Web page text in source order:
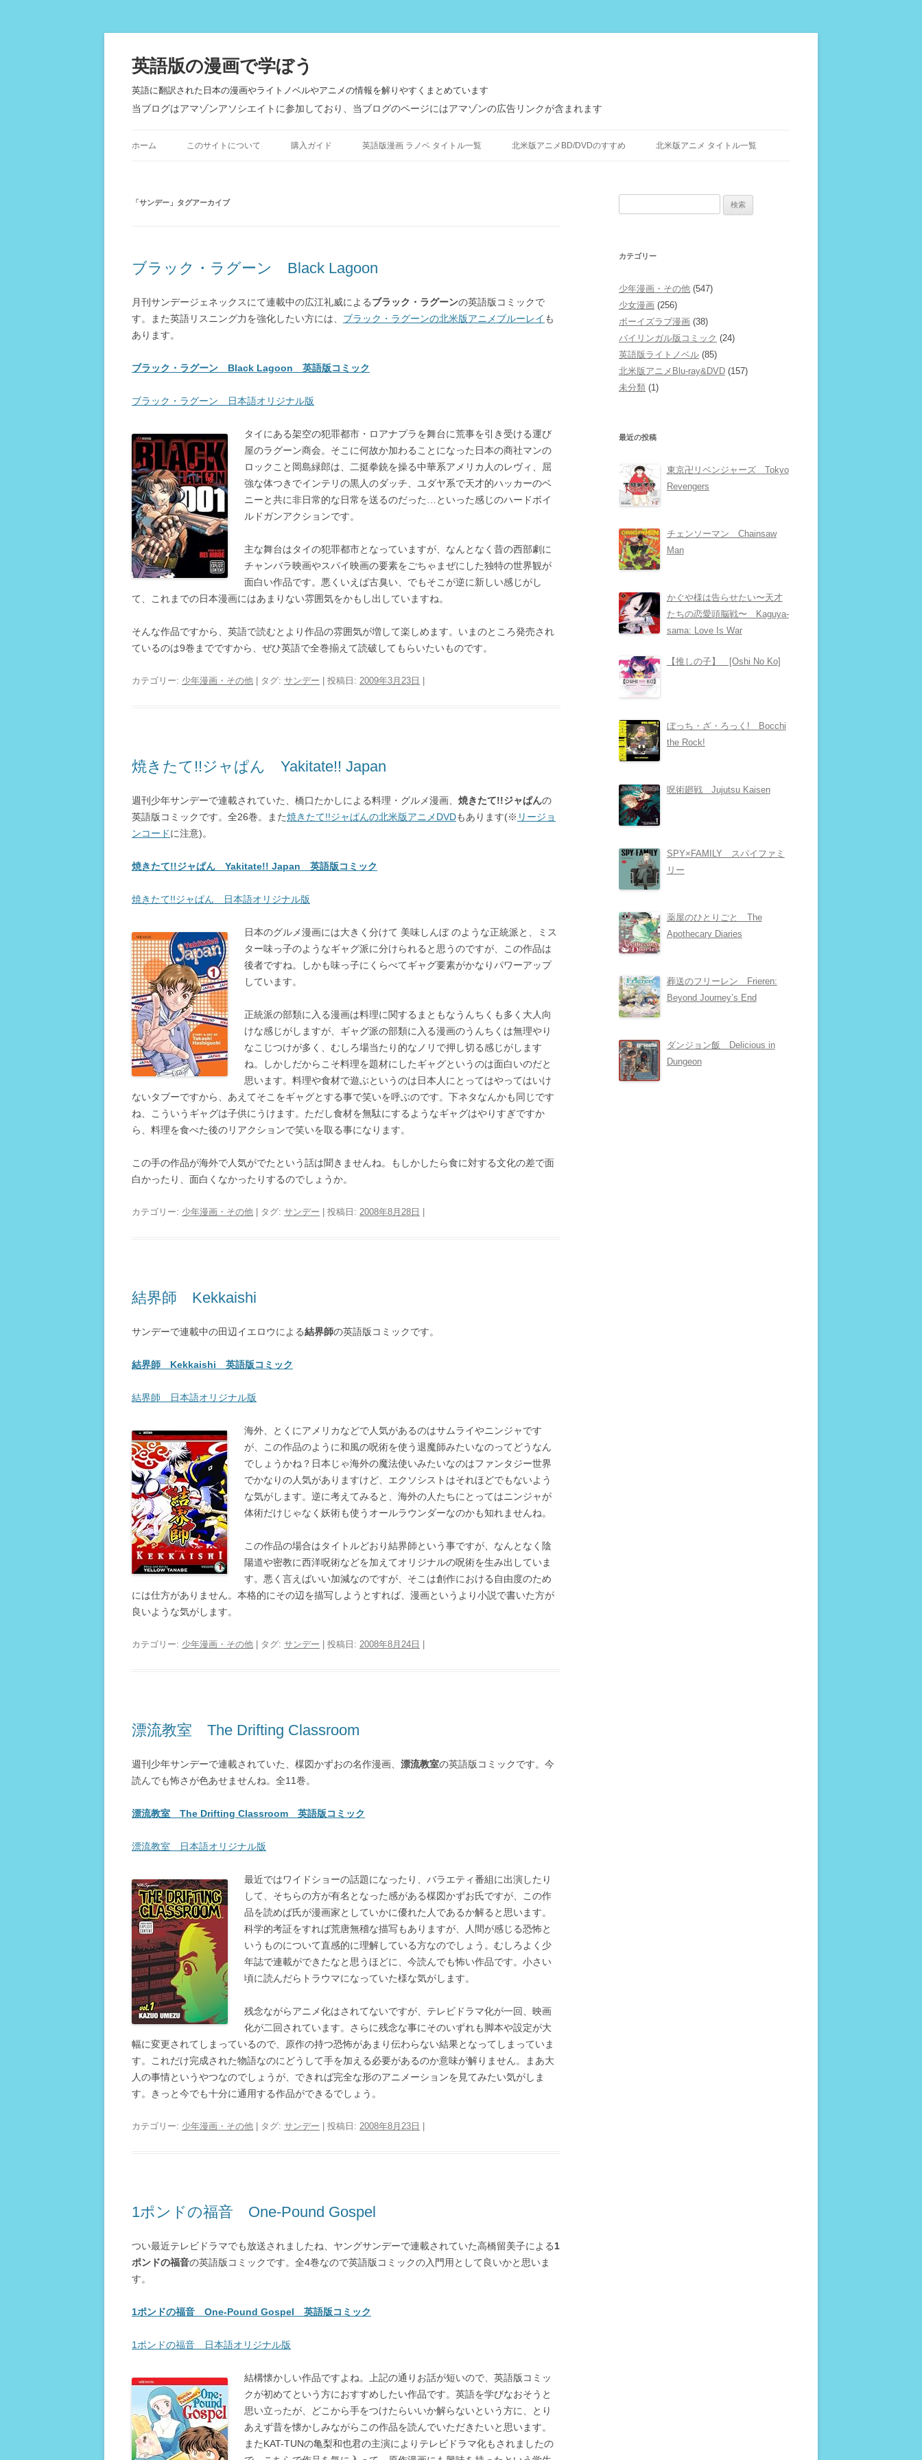
英語版の漫画で学ぼう
英語に翻訳された日本の漫画やライトノベルやアニメの情報を解りやすくまとめています
当ブログはアマゾンアソシエイトに参加しており、当ブログのページにはアマゾンの広告リンクが含まれます
ン
ホーム このサイトについて 購入ガイド 英語版漫画 ラノベ タイトル一覧 北米版アニメBD/DVDのすすめ 北米版アニメ タイトル一覧
「サンデー 」タグアーカイブ
ブラック・ラグーン Black Lagoon
月刊サンデージェネックスにて連載中の広江礼威によるブラック・ラグーンの英語版コミックで
す。また英語リスニング力を強化したい方には、 ブラック・ラグーンの北米版アニメブルーレイ も
あります。
ブラック・ラグーン Black Lagoon 英語版コミック
ブラック・ラグーン 日本語オリジナル版
タイにある架空の犯罪都市・ロアナプラを舞台に荒事を引き受ける運び
屋のラグーン商会。そこに何故か加わることになった日本の商社マンの
ロックこと岡島緑郎は、二挺拳銃を操る中華系アメリカ人のレヴィ、屈
強な体つきでインテリの黒人のダッチ、ユダヤ系で天才的ハッカーのベ
ニーと共に非日常的な日常を送るのだった…といった感じのハードボイ
ルドガンアクションです。
主な舞台はタイの犯罪都市となっていますが、なんとなく昔の西部劇に
チャンバラ映画やスパイ映画の要素をごちゃまぜにした独特の世界観が
面白い作品です。悪くいえば古臭い、でもそこが逆に新しい感じがし
て、これまでの日本漫画にはあまりない雰囲気をかもし出していますね。
そんな作品ですから、英語で読むとより作品の雰囲気が増して楽しめます。いまのところ発売され
ているのは9巻までですから、ぜひ英語で全巻揃えて読破してもらいたいものです。
カテゴリー: 少年漫画・その他 | タグ: サンデー | 投稿日: 2009年3月23日
焼きたて!!ジャぱん Yakitate!! Japan
週刊少年サンデーで連載されていた、橋口たかしによる料理・グルメ漫画、 焼きたて!!ジャぱんの
英語版コミックです。全26巻。また焼きたて!!ジャぱんの北米版アニメDVDもあります(※ リージョ
ンコードに注意)。
焼きたて!!ジャぱん Yakitate!! Japan 英語版コミック
焼きたて!!ジャぱん 日本語オリジナル版
日本のグルメ漫画には大きく分けて 美味しんぼ のような正統派と、ミス
ター味っ子のようなギャグ派に分けられると思うのですが、この作品は
後者ですね。しかも味っ子にくらべてギャグ要素がかなりパワーアップ
しています。
正統派の部類に入る漫画は料理に関するまともなうんちくも多く大人向
けな感じがしますが、ギャグ派の部類に入る漫画のうんちくは無理やり
なこじつけが多く、むしろ場当たり的なノリで押し切る感じがします
ね。しかしだからこそ料理を題材にしたギャグというのは面白いのだと
思います。料理や食材で遊ぶというのは日本人にとってはやってはいけ
ないタブーですから、あえてそこをギャグとする事で笑いを呼ぶのです。下ネタなんかも同じです
ね、こういうギャグは子供にうけます。ただし食材を無駄にするようなギャグはやりすぎですか
ら、料理を食べた後のリアクションで笑いを取る事になります。
この手の作品が海外で人気がでたという話は聞きませんね。もしかしたら食に対する文化の差で面
白かったり、面白くなかったりするのでしょうか。
カテゴリー: 少年漫画・その他 | タグ: サンデー | 投稿日: 2008年8月28日
結界師 Kekkaishi
サンデーで連載中の田辺イエロウによる結界師の英語版コミックです。
結界師 Kekkaishi 英語版コミック
結界師 日本語オリジナル版
海外、とくにアメリカなどで人気があるのはサムライやニンジャです
が、この作品のように和風の呪術を使う退魔師みたいなのってどうなん
でしょうかね？日本じゃ海外の魔法使いみたいなのはファンタジー世界
でかなりの人気がありますけど、エクソシストはそれほどでもないよう
な気がします。逆に考えてみると、海外の人たちにとってはニンジャが
体術だけじゃなく妖術も使うオールラウンダーなのかも知れませんね。
この作品の場合はタイトルどおり結界師という事ですが、なんとなく陰
陽道や密教に西洋呪術などを加えてオリジナルの呪術を生み出していま
す。悪く言えばいい加減なのですが、そこは創作における自由度のため
には仕方がありません。本格的にその辺を描写しようとすれば、漫画というより小説で書いた方が
良いような気がします。
カテゴリー: 少年漫画・その他 | タグ: サンデー | 投稿日: 2008年8月24日
漂流教室 The Drifting Classroom
週刊少年サンデーで連載されていた、楳図かずおの名作漫画、 漂流教室の英語版コミックです。今
読んでも怖さが色あせませんね。全11巻。
漂流教室 The Drifting Classroom 英語版コミック
漂流教室 日本語オリジナル版
最近ではワイドショーの話題になったり、バラエティ番組に出演したり
して、そちらの方が有名となった感がある楳図かずお氏ですが、この作
品を読めば氏が漫画家としていかに優れた人であるか解ると思います。
科学的考証をすれば荒唐無稽な描写もありますが、人間が感じる恐怖と
いうものについて直感的に理解している方なのでしょう。むしろよく少
年誌で連載ができたなと思うほどに、今読んでも怖い作品です。小さい
頃に読んだらトラウマになっていた様な気がします。
残念ながらアニメ化はされてないですが、テレビドラマ化が一回、映画
化が二回されています。さらに残念な事にそのいずれも脚本や設定が大
幅に変更されてしまっているので、原作の持つ恐怖があまり伝わらない結果となってしまっていま
す。これだけ完成された物語なのにどうして手を加える必要があるのか意味が解りません。まあ大
人の事情というやつなのでしょうが、できれば完全な形のアニメーションを見てみたい気がしま
す。きっと今でも十分に通用する作品ができるでしょう。
カテゴリー: 少年漫画・その他 | タグ: サンデー | 投稿日: 2008年8月23日
1ポンドの福音 One-Pound Gospel
つい最近テレビドラマでも放送されましたね、ヤングサンデーで連載されていた高橋留美子による1
ポンドの福音の英語版コミックです。全4巻なので英語版コミックの入門用として良いかと思いま
す。
1ポンドの福音 One-Pound Gospel 英語版コミック
1ポンドの福音 日本語オリジナル版
結構懐かしい作品ですよね。上記の通りお話が短いので、英語版コミッ
クが初めてという方におすすめしたい作品です。英語を学びなおそうと
思い立ったが、どこから手をつけたらいいか解らないという方に、とり
あえず昔を懐かしみながらこの作品を読んでいただきたいと思います。
またKAT-TUNの亀梨和也君の主演によりテレビドラマ化もされましたの
カテゴリー
少年漫画・その他 (547)
少女漫画 (256)
ボーイズラブ漫画 (38)
バイリンガル版コミック (24)
英語版ライトノベル (85)
北米版アニメBlu-ray&DVD (157)
未分類 (1)
最近の投稿
東京卍リベンジャーズ Tokyo
Revengers
チェンソーマン Chainsaw
Man
かぐや様は告らせたい〜天才
たちの恋愛頭脳戦〜 Kaguya-
sama: Love Is War
【推しの子】 [Oshi No Ko]
ぼっち・ざ・ろっく! Bocchi
the Rock!
呪術廻戦 Jujutsu Kaisen
SPY×FAMILY スパイファミ
リー
薬屋のひとりごと The
Apothecary Diaries
葬送のフリーレン Frieren:
Beyond Journey’s End
ダンジョン飯 Delicious in
Dungeon